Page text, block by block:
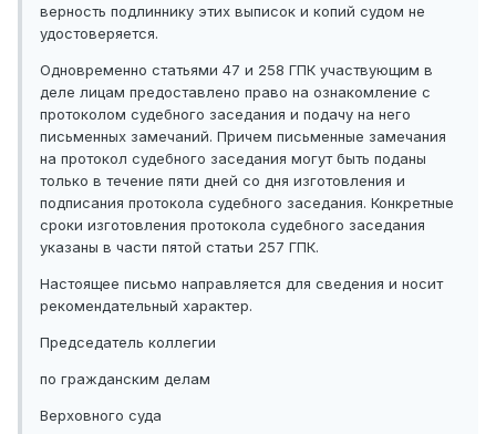
верность подлиннику этих выписок и копий судом не
удостоверяется.
Одновременно статьями 47 и 258 ГПК участвующим в
деле лицам предоставлено право на ознакомление с
протоколом судебного заседания и подачу на него
письменных замечаний. Причем письменные замечания
на протокол судебного заседания могут быть поданы
только в течение пяти дней со дня изготовления и
подписания протокола судебного заседания. Конкретные
сроки изготовления протокола судебного заседания
указаны в части пятой статьи 257 ГПК.
Настоящее письмо направляется для сведения и носит
рекомендательный характер.
Председатель коллегии
по гражданским делам
Верховного суда